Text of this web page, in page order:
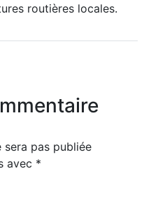
routières locales.
sera pas publiée
avec *